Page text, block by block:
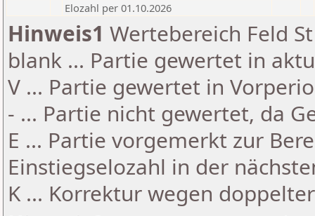
Elozahl per 01.10.2026
Hinweis1 Wertebereich Feld
blank ... Partie gewertet in
V ... Partie gewertet in
- ... Partie nicht gewertet, da
E ... Partie vorgemerkt zur
Einstiegselozahl in der
K ... Korrektur wegen